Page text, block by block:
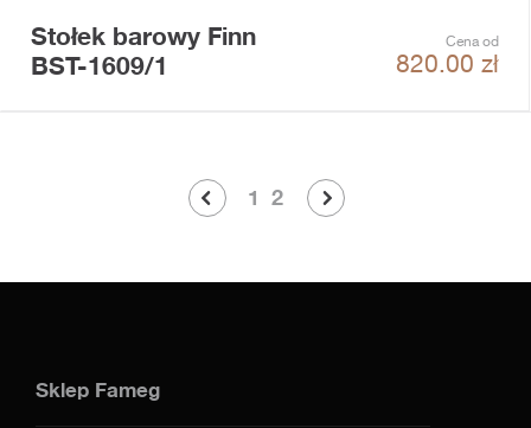
Stołek barowy Finn
BST-1609/1
Cena od
820.00 zł
1 2
Sklep Fameg